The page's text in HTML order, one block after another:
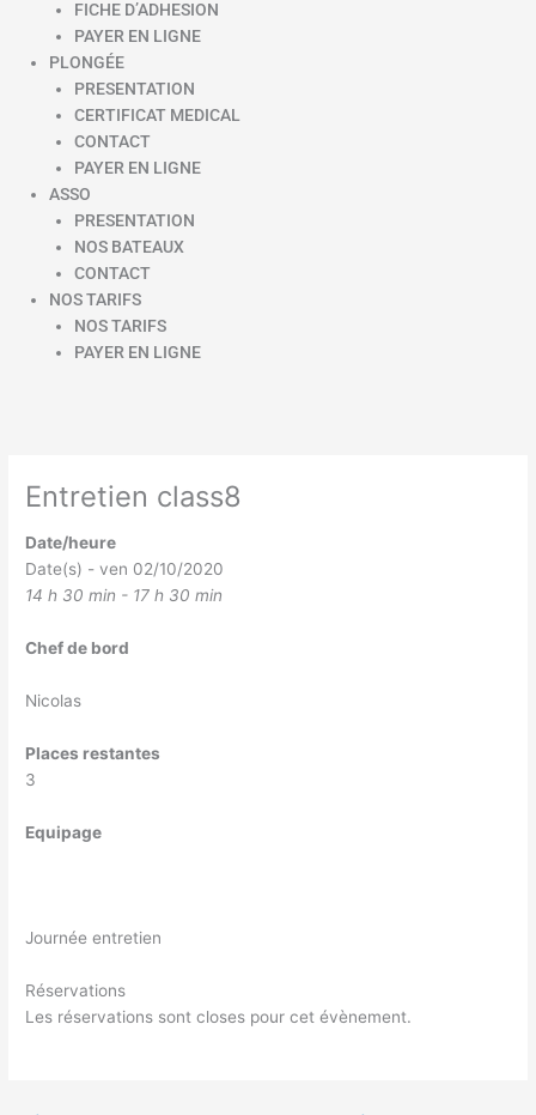
FICHE D’ADHESION
PAYER EN LIGNE
PLONGÉE
PRESENTATION
CERTIFICAT MEDICAL
CONTACT
PAYER EN LIGNE
ASSO
PRESENTATION
NOS BATEAUX
CONTACT
NOS TARIFS
NOS TARIFS
PAYER EN LIGNE
Entretien class8
Date/heure
Date(s) - ven 02/10/2020
14 h 30 min - 17 h 30 min
Chef de bord
Nicolas
Places restantes
3
Equipage
Journée entretien
Réservations
Les réservations sont closes pour cet évènement.